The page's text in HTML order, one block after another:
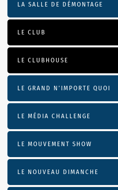
LA SALLE DE DÉMONTAGE
LE CLUB
LE CLUBHOUSE
LE GRAND N’IMPORTE QUOI
LE MÉDIA CHALLENGE
LE MOUVEMENT SHOW
LE NOUVEAU DIMANCHE